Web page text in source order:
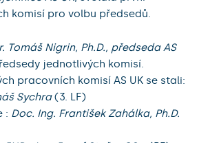
komisí pro volbu předsedů.
Tomáš Nigrin, Ph.D., předseda AS
jednotlivých komisí.
pracovních komisí AS UK se stali:
Sychra(3. LF)
: Doc. Ing. František Zahálka, Ph.D.